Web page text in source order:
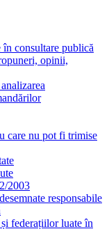
în consultare publică
opinii,
care nu pot fi trimise
2003
responsabile
federațiilor luate în